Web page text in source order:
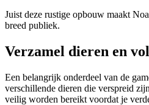
Juist deze rustige opbouw maakt
breed publiek.
Verzamel dieren en
Een belangrijk onderdeel van de
verschillende dieren die verspreid
veilig worden bereikt voordat je